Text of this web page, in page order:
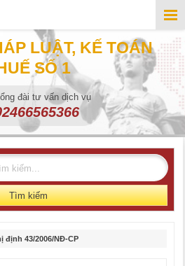
LUẬT, KẾ TOÁN
SỐ 1
đài tư vấn dịch vụ
Tìm kiếm
định 43/2006/NĐ-CP